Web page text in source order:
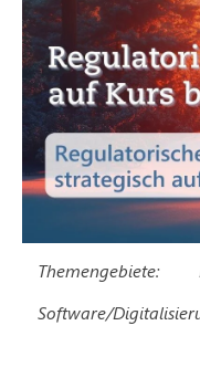
Themengebiete:
Software/